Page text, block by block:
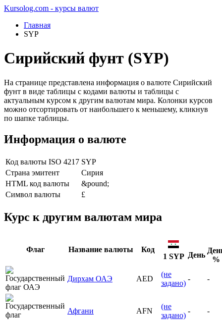
Kursolog.com - курсы валют
Главная
SYP
Сирийский фунт (SYP)
На странице представлена информация о валюте Сирийский
фунт в виде таблицы с кодами валюты и таблицы с
актуальным курсом к другим валютам мира. Колонки курсов
можно отсортировать от наибольшего к меньшему, кликнув
по шапке таблицы.
Информация о валюте
Код валюты ISO 4217 SYP
Страна эмитент
Сирия
HTML код валюты
&pound;
Символ валюты
£
Курс к другим валютам мира
Флаг Название валюты
Код
1 SYP День
%
Дирхам ОАЭ AED
(не
задано)
- -
Афгани AFN
(не
задано)
- -